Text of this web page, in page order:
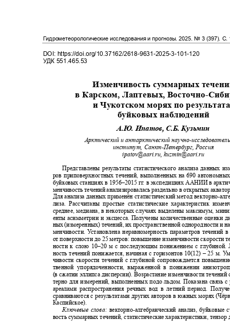
Гидрометеорологические исследования и прогнозы. 2025. № 3 (397). С.
DOI: https://doi.org/10.37162/2618-9631-2025-3-101-120
УДК 551.465.53
Изменчивость суммарных
в Карском, Лаптевых, Восточно-
и Чукотском морях по
буйковых наблюдений
А.Ю. Ипатов, С.Б. Кузьмин
Арктический и антарктический научно-
институт, Санкт-Петербург, Россия
ipatov@aari.ru,kuzmin@aari.ru
Представлены результаты статистического анализа данных
ров приповерхностных течений, выполненных на 690
буйковых станциях в 1956–2015 гг. вэкспедициях ААНИИ в
менчивость течений анализировалась раздельно в открытых
Для анализа данных применён статистический метод векторно-
лиза. Рассчитаны простые статистические характеристик
среднее, медиана, в некоторых случаях выделены максимум,
енты асимметрии и эксцесса. Получены количественные оценки
ных (измеренных) течений, их пространственной однородности и
менчивости.Установлена неравномерность параметров течений
от поверхности до 25 метров: повышение изменчивости скорости
ности к слою 10–20 м с последующим понижением с глубиной.
ность течений понижается, начиная с горизонтов 10(12)–25 м. У
чивости скорости течений с глубиной сопровождается
твенной упорядоченности, выраженной в понижении
(в сжатии эллипса дисперсии). Возрастание изменчивости
терно для измерений, выполненных подо льдом. Показана связь
ареалами распространения речных вод в летний период.
сравниваются с результатами других авторов в южных морях
Каспийское).
Ключевые слова: векторно-алгебраический анализ,
вость суммарных течений, статистические характеристики,